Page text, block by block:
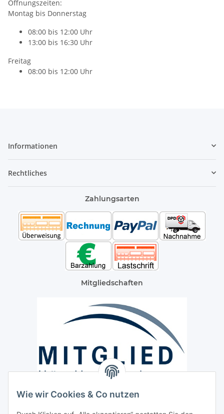
Wie wir Cookies & Co nutzen
Öffnungszeiten:
Montag bis Donnerstag
08:00 bis 12:00 Uhr
13:00 bis 16:30 Uhr
Freitag
08:00 bis 12:00 Uhr
Informationen
Rechtliches
Zahlungsarten
Mitgliedschaften